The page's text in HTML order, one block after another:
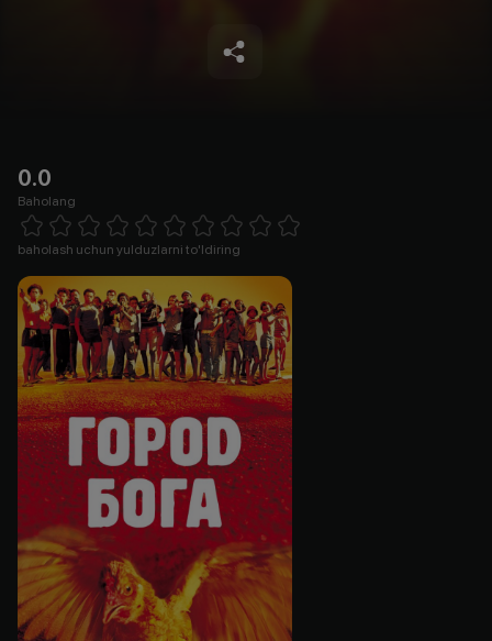
0.0
Baholang
1 Star 2 Stars 3 Stars 4 Stars5 Stars 6 Stars7 Stars8 Stars
baholash uchun yulduzlarni to'ldiring